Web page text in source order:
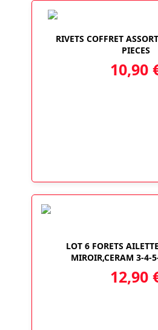
RIVETS COFFRET
PIECES
10,90
LOT 6 FORETS
MIROIR,CERAM 3-4-
12,90